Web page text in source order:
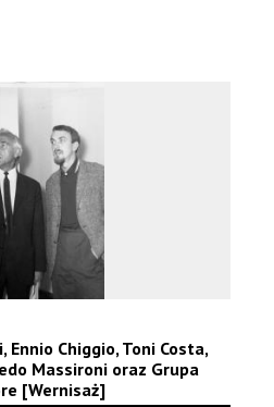
Ennio Chiggio, Toni Costa,
Massironi oraz Grupa
[Wernisaż]